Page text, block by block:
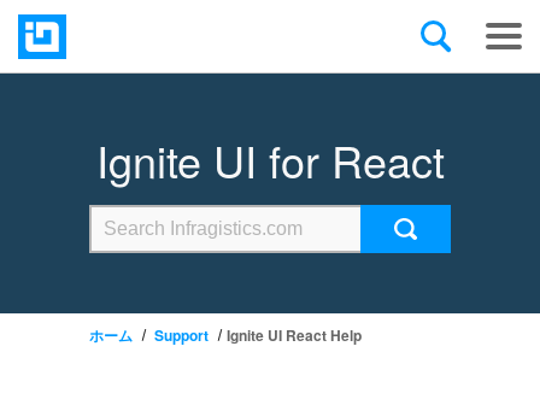
Ignite UI for React
ホーム Support Ignite UI React Help